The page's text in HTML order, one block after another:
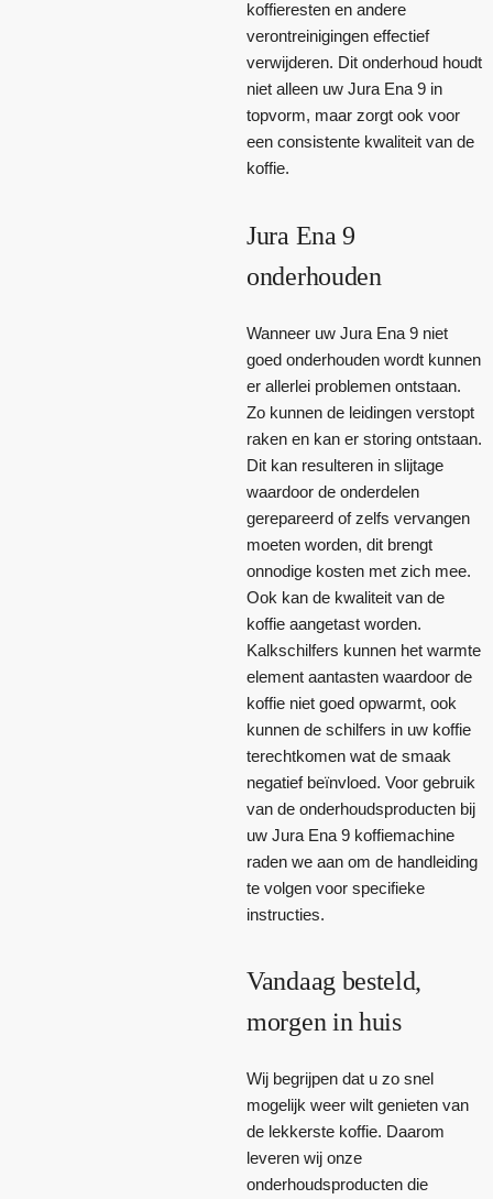
koffieresten en andere
verontreinigingen effectief
verwijderen. Dit onderhoud houdt
niet alleen uw Jura Ena 9 in
topvorm, maar zorgt ook voor
een consistente kwaliteit van de
koffie.
Jura Ena 9
onderhouden
Wanneer uw Jura Ena 9 niet
goed onderhouden wordt kunnen
er allerlei problemen ontstaan.
Zo kunnen de leidingen verstopt
raken en kan er storing ontstaan.
Dit kan resulteren in slijtage
waardoor de onderdelen
gerepareerd of zelfs vervangen
moeten worden, dit brengt
onnodige kosten met zich mee.
Ook kan de kwaliteit van de
koffie aangetast worden.
Kalkschilfers kunnen het warmte
element aantasten waardoor de
koffie niet goed opwarmt, ook
kunnen de schilfers in uw koffie
terechtkomen wat de smaak
negatief beïnvloed. Voor gebruik
van de onderhoudsproducten bij
uw Jura Ena 9 koffiemachine
raden we aan om de handleiding
te volgen voor specifieke
instructies.
Vandaag besteld,
morgen in huis
Wij begrijpen dat u zo snel
mogelijk weer wilt genieten van
de lekkerste koffie. Daarom
leveren wij onze
onderhoudsproducten die